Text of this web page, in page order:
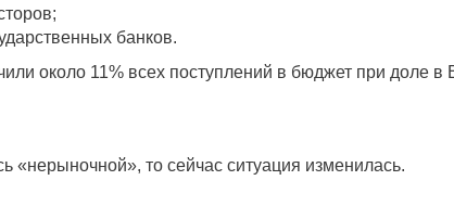
банков.
около 11% всех поступлений в бюджет при доле
«нерыночной», то сейчас ситуация изменилась.